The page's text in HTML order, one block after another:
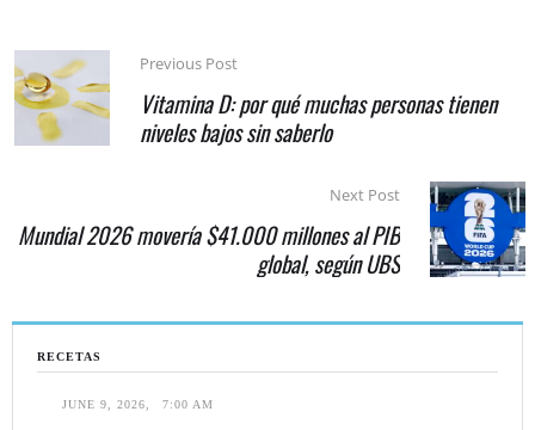
RECETAS
JUNE 9, 2026 7:00 AM
Previous Post
Vitamina D: por qué muchas personas tienen
niveles bajos sin saberlo
Next Post
Mundial 2026 movería $41.000 millones al PIB
global, según UBS